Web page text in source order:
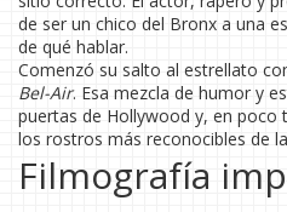
de ser un chico del Bronx a una
de qué hablar.
Comenzó su salto al estrellato
Bel-Air. Esa mezcla de humor y
puertas de Hollywood y, en poco
los rostros más reconocibles de
Filmografía